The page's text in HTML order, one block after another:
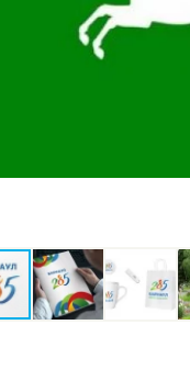
земли.